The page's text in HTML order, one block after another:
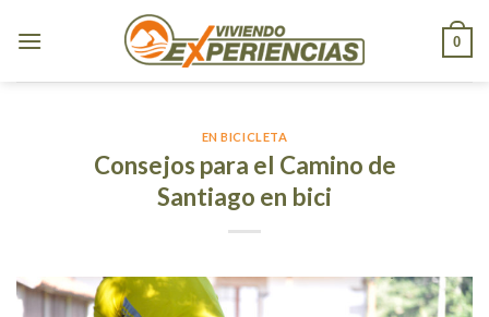
0
EN BICICLETA
Consejos para el Camino de
Santiago en bici